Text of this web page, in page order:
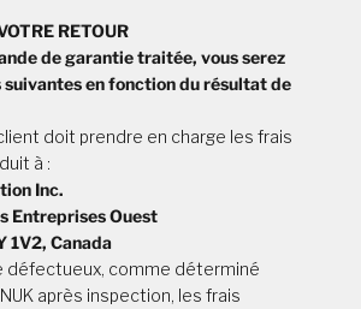
RETOUR
de garantie traitée, vous serez
en fonction du résultat de
doit prendre en charge les frais
à :
Inc.
Entreprises Ouest
1V2, Canada
défectueux, comme déterminé
après inspection, les frais